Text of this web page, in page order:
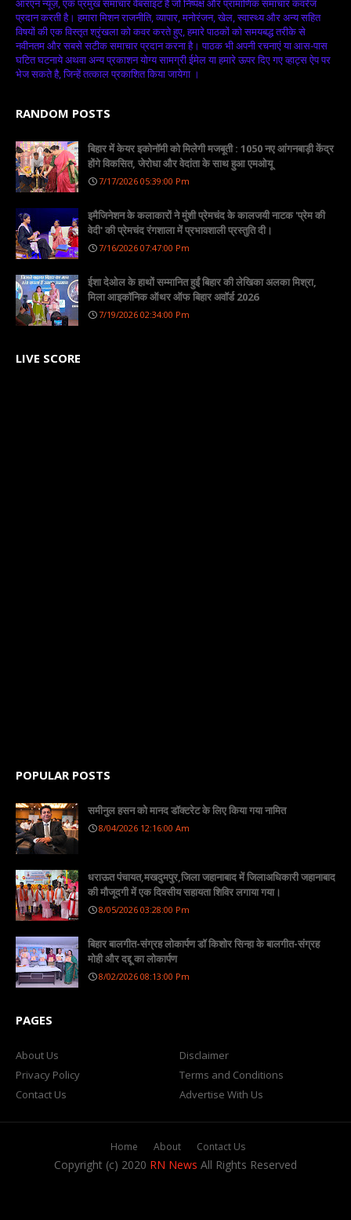
आरएन न्यूज़, एक प्रमुख समाचार वेबसाइट है जो निष्पक्ष और प्रामाणिक समाचार कवरेज
प्रदान करती है। हमारा मिशन राजनीति, व्यापार, मनोरंजन, खेल, स्वास्थ्य और अन्य सहित
विषयों की एक विस्तृत श्रृंखला को कवर करते हुए, हमारे पाठकों को समयबद्ध तरीके से
नवीनतम और सबसे सटीक समाचार प्रदान करना है। पाठक भी अपनी रचनाएं या आस-पास
घटित घटनाये अथवा अन्य प्रकाशन योग्य सामग्री ईमेल या हमारे ऊपर दिए गए व्हाट्स ऐप पर
भेज सकते है, जिन्हें तत्काल प्रकाशित किया जायेगा ।
RANDOM POSTS
बिहार में केयर इकोनॉमी को मिलेगी मजबूती : 1050 नए आंगनबाड़ी केंद्र
होंगे विकसित, जेरोधा और वेदांता के साथ हुआ एमओयू
7/17/2026 05:39:00 Pm
इमैजिनेशन के कलाकारों ने मुंशी प्रेमचंद के कालजयी नाटक 'प्रेम की
वेदी' की प्रेमचंद रंगशाला में प्रभावशाली प्रस्तुति दी।
7/16/2026 07:47:00 Pm
ईशा देओल के हाथों सम्मानित हुईं बिहार की लेखिका अलका मिश्रा,
मिला आइकॉनिक ऑथर ऑफ बिहार अवॉर्ड 2026
7/19/2026 02:34:00 Pm
LIVE SCORE
POPULAR POSTS
समीनुल हसन को मानद डॉक्टरेट के लिए किया गया नामित
8/04/2026 12:16:00 Am
धराऊत पंचायत,मखदुमपुर,जिला जहानाबाद में जिलाअधिकारी जहानाबाद
की मौजूदगी में एक दिवसीय सहायता शिविर लगाया गया।
8/05/2026 03:28:00 Pm
बिहार बालगीत-संग्रह लोकार्पण डॉ किशोर सिन्हा के बालगीत-संग्रह
मोही और दद्दू का लोकार्पण
8/02/2026 08:13:00 Pm
PAGES
About Us
Disclaimer
Privacy Policy
Terms and Conditions
Contact Us
Advertise With Us
Home About Contact Us
Copyright (c) 2020 RN News All Rights Reserved